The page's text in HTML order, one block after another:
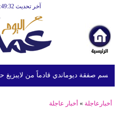
آخر تحديث GMT18:49:32
صفقة ديوماندي قادماً من لايبزيغ حتى 2033
أخبارعاجلة » أخبار عاجلة